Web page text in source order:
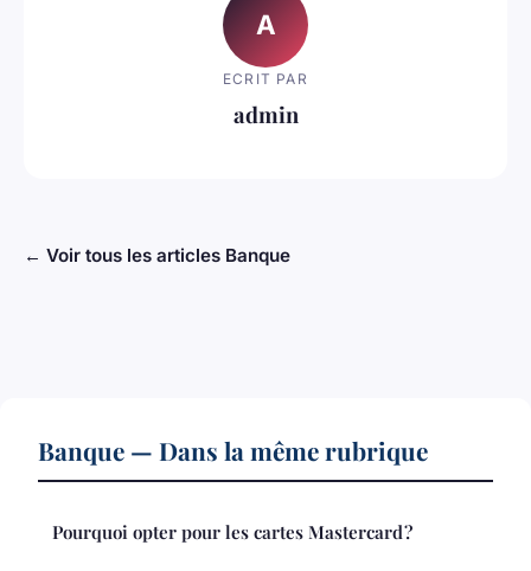
A
ECRIT PAR
admin
← Voir tous les articles Banque
Banque — Dans la même rubrique
Pourquoi opter pour les cartes Mastercard ?